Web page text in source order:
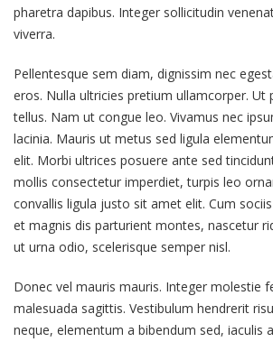
pharetra dapibus. Integer sollicitudin
viverra.
Pellentesque sem diam, dignissim nec
eros. Nulla ultricies pretium ullamcorper. Ut
tellus. Nam ut congue leo. Vivamus nec
lacinia. Mauris ut metus sed ligula
elit. Morbi ultrices posuere ante sed
mollis consectetur imperdiet, turpis leo
convallis ligula justo sit amet elit. Cum
et magnis dis parturient montes, nascetur
ut urna odio, scelerisque semper nisl.
Donec vel mauris mauris. Integer molestie
malesuada sagittis. Vestibulum hendrerit
neque, elementum a bibendum sed, iaculis